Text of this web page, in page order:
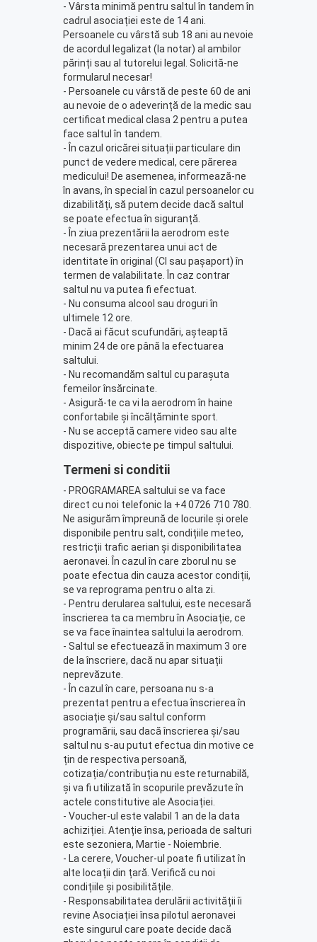
- Vârsta minimă pentru saltul în tandem în
cadrul asociației este de 14 ani.
Persoanele cu vârstă sub 18 ani au nevoie
de acordul legalizat (la notar) al ambilor
părinți sau al tutorelui legal. Solicită-ne
formularul necesar!
- Persoanele cu vârstă de peste 60 de ani
au nevoie de o adeverință de la medic sau
certificat medical clasa 2 pentru a putea
face saltul în tandem.
- În cazul oricărei situații particulare din
punct de vedere medical, cere părerea
medicului! De asemenea, informează-ne
în avans, în special în cazul persoanelor cu
dizabilități, să putem decide dacă saltul
se poate efectua în siguranță.
- În ziua prezentării la aerodrom este
necesară prezentarea unui act de
identitate în original (CI sau pașaport) în
termen de valabilitate. În caz contrar
saltul nu va putea fi efectuat.
- Nu consuma alcool sau droguri în
ultimele 12 ore.
- Dacă ai făcut scufundări, așteaptă
minim 24 de ore până la efectuarea
saltului.
- Nu recomandăm saltul cu parașuta
femeilor însărcinate.
- Asigură-te ca vi la aerodrom în haine
confortabile și încălțăminte sport.
- Nu se acceptă camere video sau alte
dispozitive, obiecte pe timpul saltului.
Termeni si conditii
- PROGRAMAREA saltului se va face
direct cu noi telefonic la +4 0726 710 780.
Ne asigurăm împreună de locurile și orele
disponibile pentru salt, condițiile meteo,
restricții trafic aerian și disponibilitatea
aeronavei. În cazul în care zborul nu se
poate efectua din cauza acestor condiții,
se va reprograma pentru o alta zi.
- Pentru derularea saltului, este necesară
înscrierea ta ca membru în Asociație, ce
se va face înaintea saltului la aerodrom.
- Saltul se efectuează în maximum 3 ore
de la înscriere, dacă nu apar situații
neprevăzute.
- În cazul în care, persoana nu s-a
prezentat pentru a efectua înscrierea în
asociație și/sau saltul conform
programării, sau dacă înscrierea și/sau
saltul nu s-au putut efectua din motive ce
țin de respectiva persoană,
cotizația/contribuția nu este returnabilă,
și va fi utilizată în scopurile prevăzute în
actele constitutive ale Asociației.
- Voucher-ul este valabil 1 an de la data
achiziției. Atenție însa, perioada de salturi
este sezoniera, Martie - Noiembrie.
- La cerere, Voucher-ul poate fi utilizat în
alte locații din țară. Verifică cu noi
condițiile și posibilitățile.
- Responsabilitatea derulării activității îi
revine Asociației însa pilotul aeronavei
este singurul care poate decide dacă